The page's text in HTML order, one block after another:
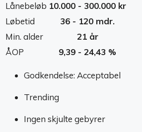
Lånebeløb 10.000 - 300.000 kr
Løbetid
36 - 120 mdr.
Min. alder
21 år
ÅOP
9,39 - 24,43 %
Godkendelse: Acceptabel
Trending
Ingen skjulte gebyrer